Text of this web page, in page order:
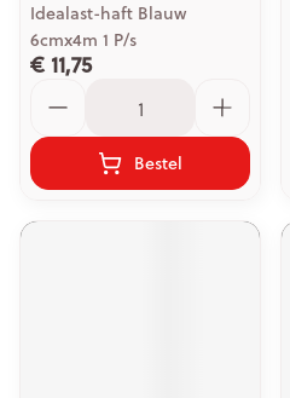
Idealast-haft Blauw
6cmx4m 1 P/s
€ 11,75
Bestel